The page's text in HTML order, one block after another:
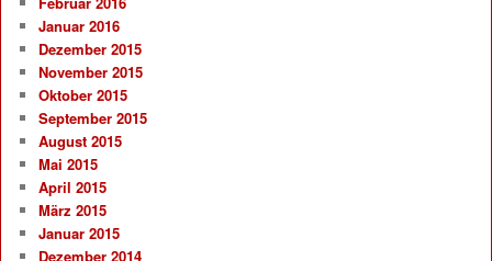
Januar 2016
Dezember 2015
November 2015
Oktober 2015
September 2015
August 2015
Mai 2015
April 2015
März 2015
Januar 2015
Dezember 2014